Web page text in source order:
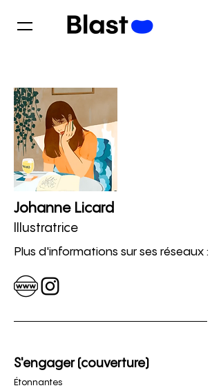
Johanne Licard
Illustratrice
Plus d'informations sur ses réseaux :
S'engager (couverture)
Étonnantes